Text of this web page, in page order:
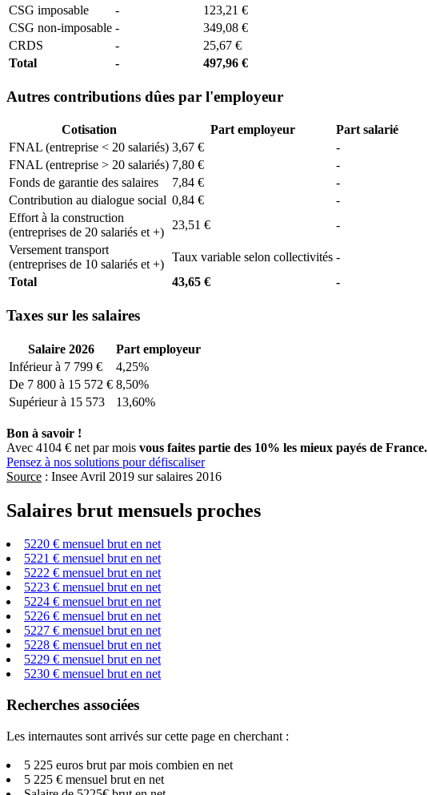
CSG imposable
-
123,21 €
CSG non-imposable -
349,08 €
CRDS
-
25,67 €
Total
- 497,96 €
Autres contributions dûes par l'employeur
Cotisation Part employeur
Part salarié
FNAL (entreprise < 20 salariés) 3,67 €
-
FNAL (entreprise > 20 salariés) 7,80 €
-
Fonds de garantie des salaires
7,84 €
-
Contribution au dialogue social 0,84 €
-
Effort à la construction
(entreprises de 20 salariés et +)
23,51 €
-
Versement transport
(entreprises de 10 salariés et +)
Taux variable selon collectivités -
Total
43,65 € -
Taxes sur les salaires
Salaire 2026
Part employeur
Inférieur à 7 799 €
4,25%
De 7 800 à 15 572 € 8,50%
Supérieur à 15 573
13,60%
Bon à savoir !
Avec 4104 € net par mois vous faites partie des 10% les mieux payés de France.
Pensez à nos solutions pour défiscaliser
Source : Insee Avril 2019 sur salaires 2016
Salaires brut mensuels proches
5220 € mensuel brut en net
5221 € mensuel brut en net
5222 € mensuel brut en net
5223 € mensuel brut en net
5224 € mensuel brut en net
5226 € mensuel brut en net
5227 € mensuel brut en net
5228 € mensuel brut en net
5229 € mensuel brut en net
5230 € mensuel brut en net
Recherches associées
Les internautes sont arrivés sur cette page en cherchant :
5 225 euros brut par mois combien en net
5 225 € mensuel brut en net